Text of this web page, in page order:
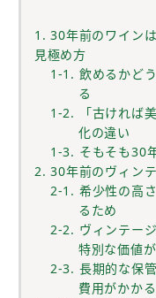
1. 30年前のワイン
見極め方
1-1. 飲めるかど
る
1-2. 「古ければ
化の違い
1-3. そもそも30
2. 30年前のヴィン
2-1. 希少性の高
るため
2-2. ヴィンテー
特別な価値
2-3. 長期的な保
費用がかか